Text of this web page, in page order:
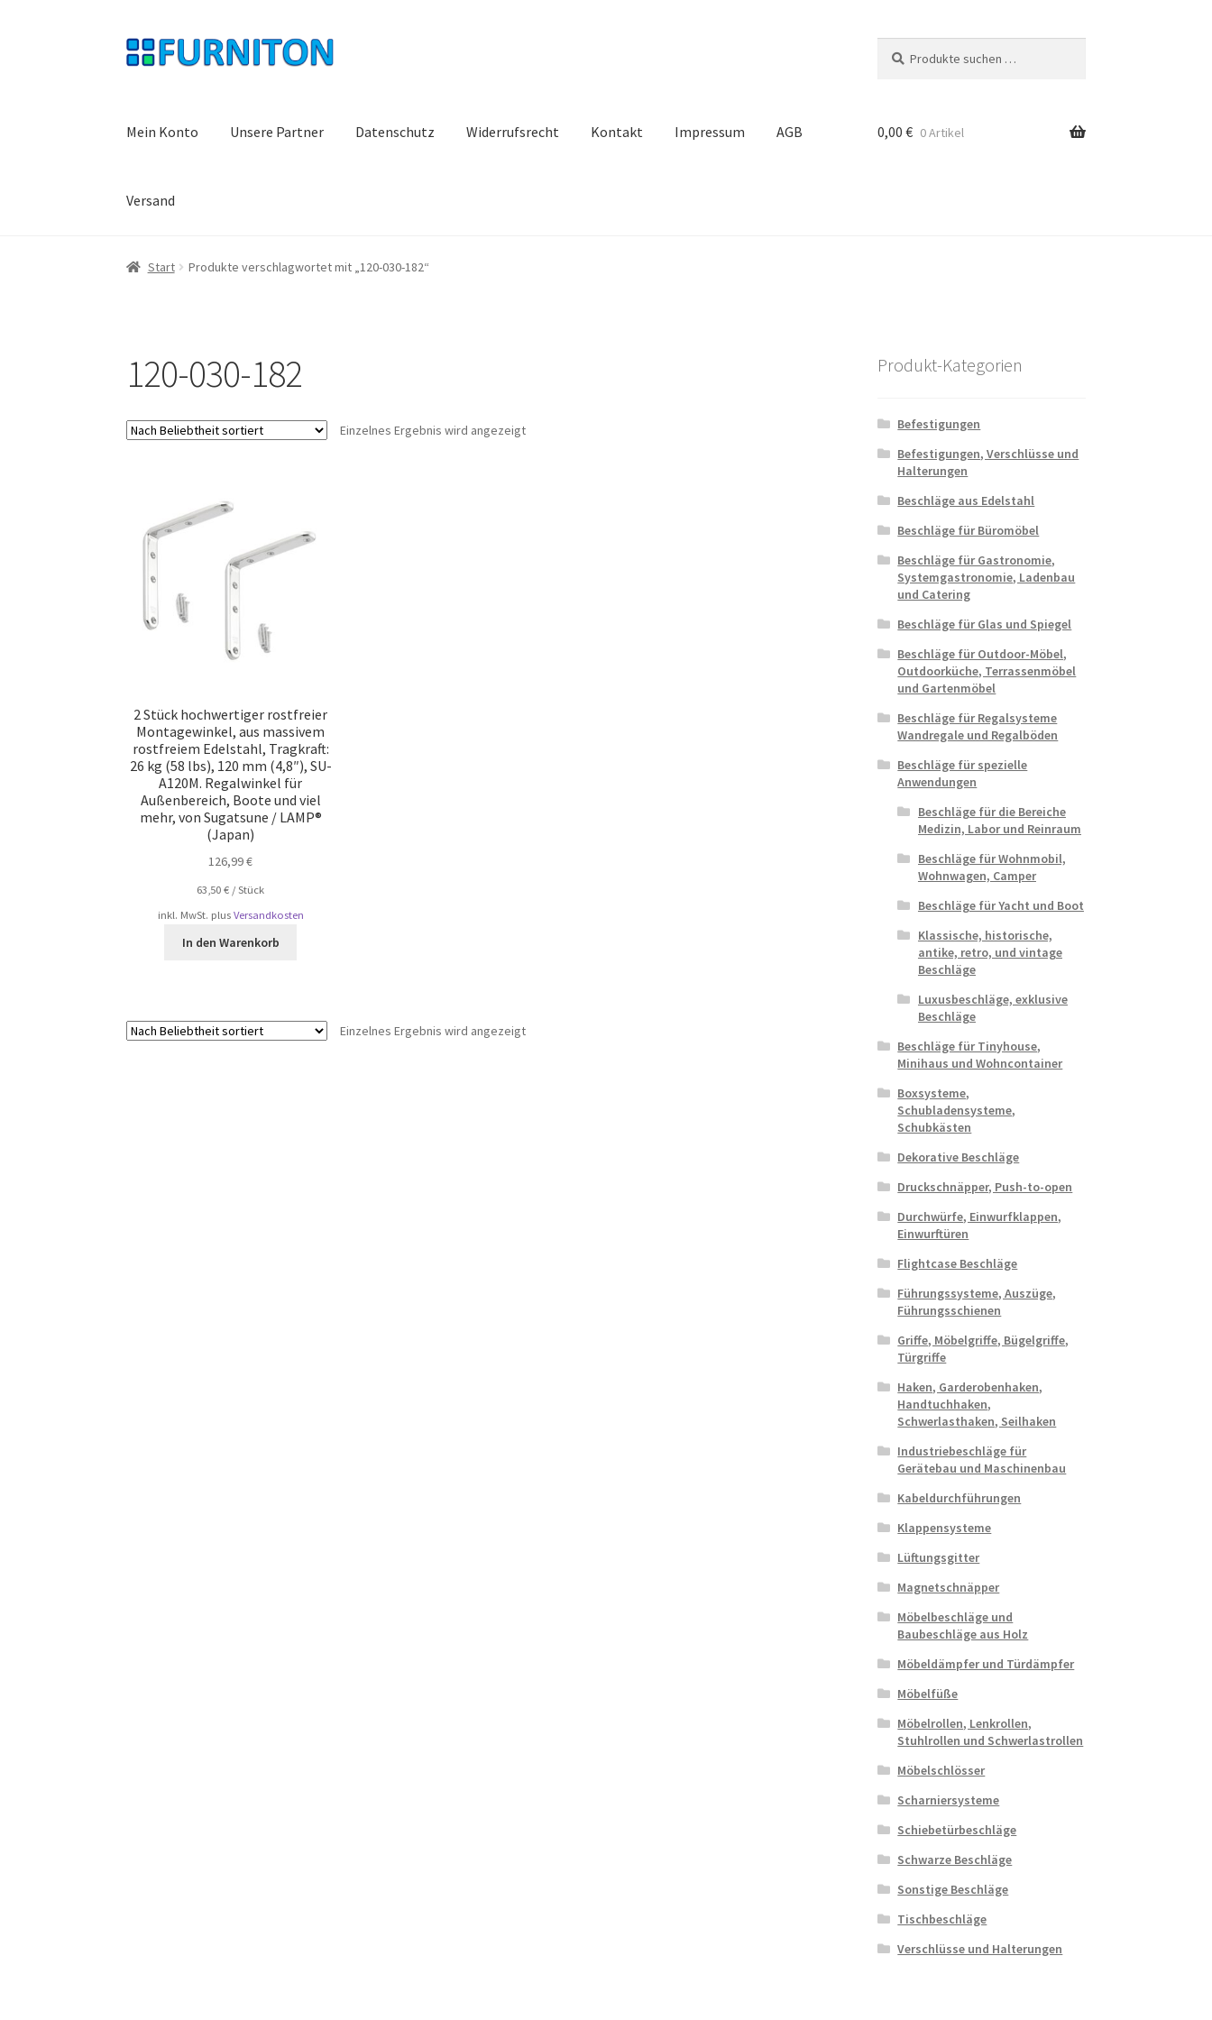
Zur
Navigation
Zum
Inhalt
nach:
Mein Konto Unsere Partner Datenschutz Widerrufsrecht Kontakt Impressum AGB
Versand
0,00 € 0 Artikel
Start Produkte verschlagwortet mit „120-030-182“
120-030-182
Einzelnes Ergebnis wird angezeigt
2 Stück hochwertiger rostfreier
Montagewinkel, aus massivem
rostfreiem Edelstahl, Tragkraft:
26 kg (58 lbs), 120 mm (4,8″), SU-
A120M. Regalwinkel für
Außenbereich, Boote und viel
mehr, von Sugatsune / LAMP®
(Japan)
126,99€
63,50€ /Stück
inkl. MwSt. plus Versandkosten
In den Warenkorb
Einzelnes Ergebnis wird angezeigt
Produkt-Kategorien
Befestigungen
Befestigungen, Verschlüsse und
Halterungen
Beschläge aus Edelstahl
Beschläge für Büromöbel
Beschläge für Gastronomie,
Systemgastronomie, Ladenbau
und Catering
Beschläge für Glas und Spiegel
Beschläge für Outdoor-Möbel,
Outdoorküche, Terrassenmöbel
und Gartenmöbel
Beschläge für Regalsysteme
Wandregale und Regalböden
Beschläge für spezielle
Anwendungen
Beschläge für die Bereiche
Medizin, Labor und Reinraum
Beschläge für Wohnmobil,
Wohnwagen, Camper
Beschläge für Yacht und Boot
Klassische, historische,
antike, retro, und vintage
Beschläge
Luxusbeschläge, exklusive
Beschläge
Beschläge für Tinyhouse,
Minihaus und Wohncontainer
Boxsysteme,
Schubladensysteme,
Schubkästen
Dekorative Beschläge
Druckschnäpper, Push-to-open
Durchwürfe, Einwurfklappen,
Einwurftüren
Flightcase Beschläge
Führungssysteme, Auszüge,
Führungsschienen
Griffe, Möbelgriffe, Bügelgriffe,
Türgriffe
Haken, Garderobenhaken,
Handtuchhaken,
Schwerlasthaken, Seilhaken
Industriebeschläge für
Gerätebau und Maschinenbau
Kabeldurchführungen
Klappensysteme
Lüftungsgitter
Magnetschnäpper
Möbelbeschläge und
Baubeschläge aus Holz
Möbeldämpfer und Türdämpfer
Möbelfüße
Möbelrollen, Lenkrollen,
Stuhlrollen und Schwerlastrollen
Möbelschlösser
Scharniersysteme
Schiebetürbeschläge
Schwarze Beschläge
Sonstige Beschläge
Tischbeschläge
Verschlüsse und Halterungen